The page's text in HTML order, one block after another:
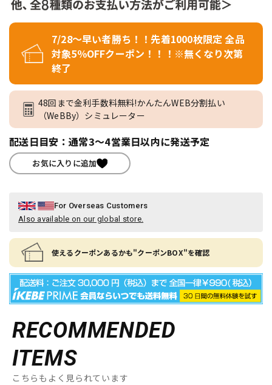
7/28～早い者勝ち！！先着1000枚限定 全品
対象5％OFFクーポン！！！※無くなり次第
終了
48回まで金利手数料無料!かんたんWEB分割払い
（WeBBy）シミュレーター
配送日目安：通常3～4営業日以内に発送予定
お気に入りに追加
For Overseas Customers
Also available on our global store.
使えるクーポンあるかも"クーポンBOX"を確認
RECOMMENDED
ITEMS
こちらもよく見られています